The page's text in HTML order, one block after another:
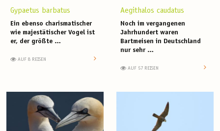
Gypaetus barbatus
Ein ebenso charismatischer
wie majestätischer Vogel ist
er, der größte …
AUF 8 REISEN
Aegithalos caudatus
Noch im vergangenen
Jahrhundert waren
Bartmeisen in Deutschland
nur sehr …
AUF 57 REISEN